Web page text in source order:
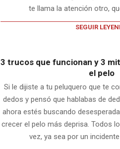
te llama la atención otro,
SEGUIR
3 trucos que funcionan y 3
el pelo
Si le dijiste a tu peluquero que te
dedos y pensó que hablabas de
ahora estés buscando
crecer el pelo más deprisa. Todos
vez, ya sea por un